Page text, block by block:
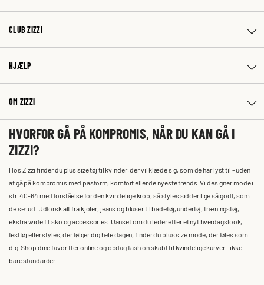
CLUB ZIZZI
HJÆLP
OM ZIZZI
HVORFOR GÅ PÅ KOMPROMIS, NÅR DU KAN GÅ I
ZIZZI?
Hos Zizzi finder du plus size tøj til kvinder, der vil klæde sig, som de har lyst til – uden
at gå på kompromis med pasform, komfort eller de nyeste trends. Vi designer mode i
str. 40-64 med forståelse for den kvindelige krop, så styles sidder lige så godt, som
de ser ud. Udforsk alt fra kjoler, jeans og bluser til badetøj, undertøj, træningstøj,
ekstra wide fit sko og accessories. Uanset om du leder efter et nyt hverdagslook,
festtøj eller styles, der følger dig hele dagen, finder du plus size mode, der føles som
dig. Shop dine favoritter online og opdag fashion skabt til kvindelige kurver – ikke
bare standarder.